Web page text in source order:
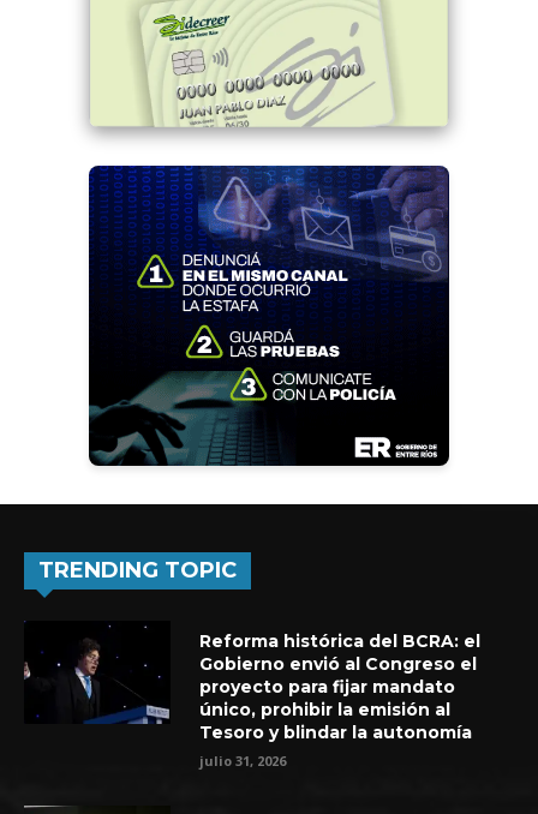
TRENDING TOPIC
Reforma histórica del BCRA: el
Gobierno envió al Congreso el
proyecto para fijar mandato
único, prohibir la emisión al
Tesoro y blindar la autonomía
julio 31, 2026